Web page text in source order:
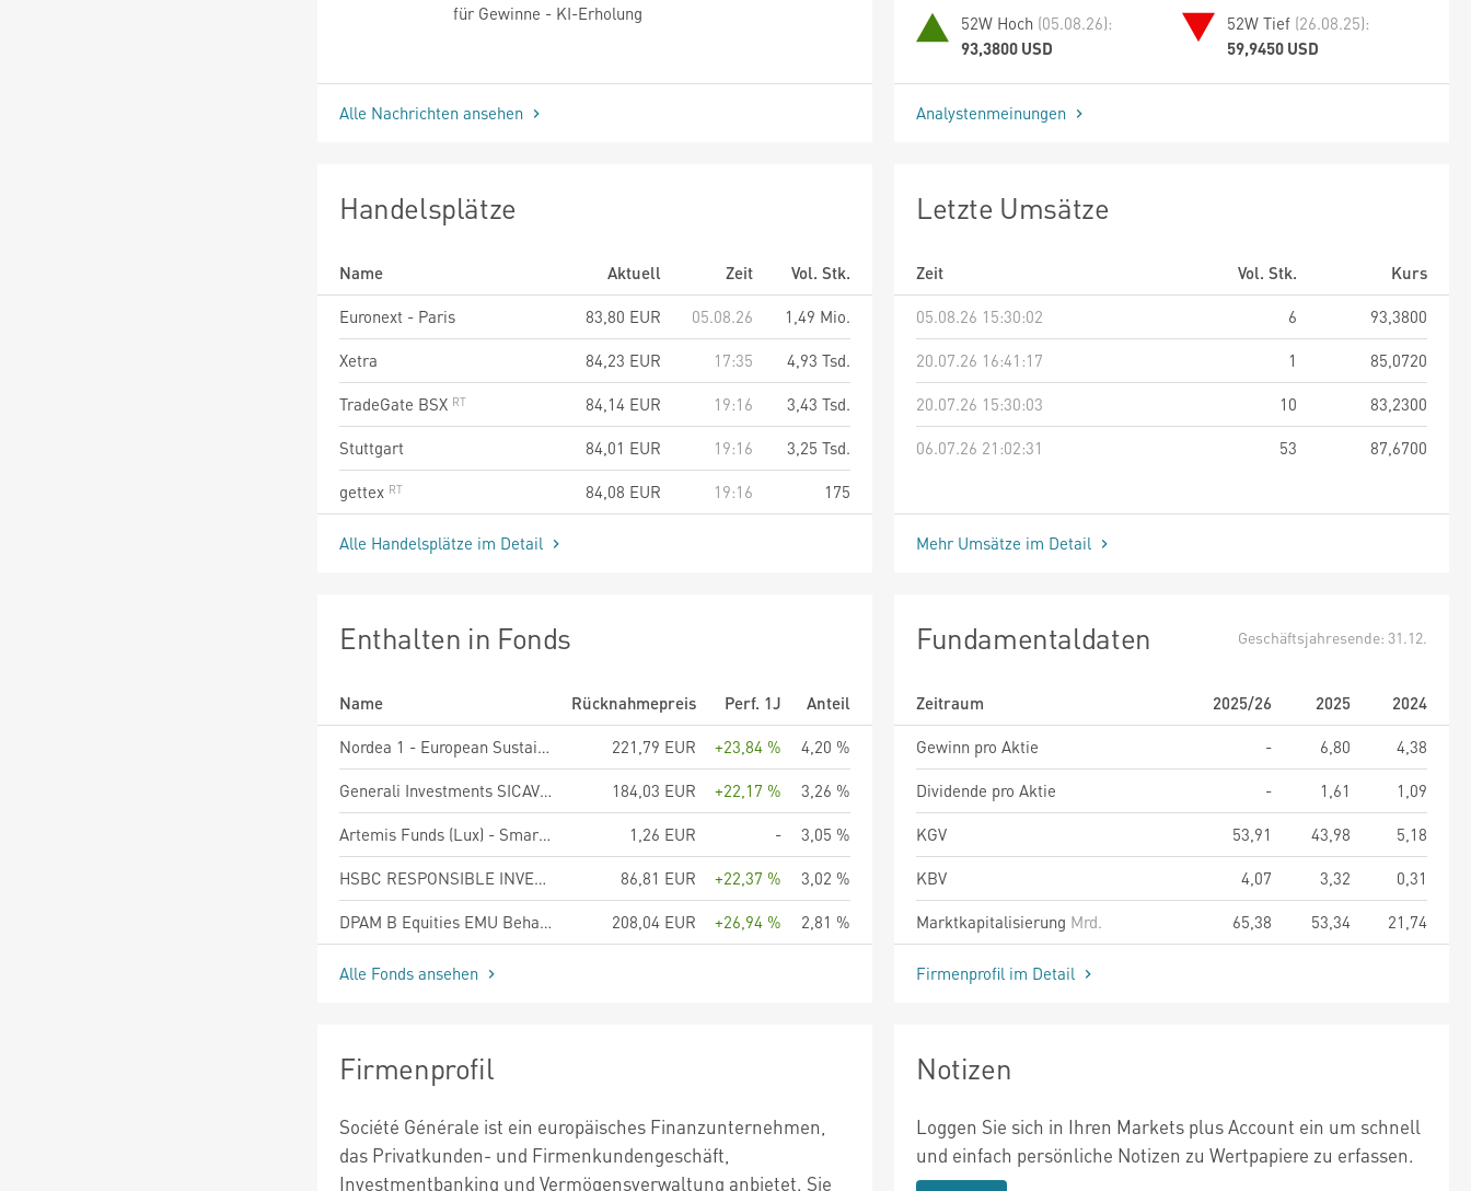
für Gewinne - KI-Erholung
Alle Nachrichten ansehen
52W Hoch (05.08.26):
93,3800 USD
52W Tief (26.08.25):
59,9450 USD
Analystenmeinungen
Handelsplätze
Name Aktuell Zeit
Vol. Stk.
Euronext - Paris
83,80 EUR 05.08.26
1,49 Mio.
Xetra
84,23 EUR 17:35
4,93 Tsd.
TradeGate BSX
84,14 EUR 19:16
3,43 Tsd.
Stuttgart
84,01 EUR 19:16
3,25 Tsd.
gettex
84,08 EUR 19:16 175
Alle Handelsplätze im Detail
Letzte Umsätze
Zeit Vol. Stk.
Kurs
05.08.26 15:30:02
6
93,3800
20.07.26 16:41:17
1
85,0720
20.07.26 15:30:03
10
83,2300
06.07.26 21:02:31
53 87,6700
Mehr Umsätze im Detail
Enthalten in Fonds
Name Rücknahmepreis Perf. 1J
Anteil
Nordea 1 - European Sustainable Stars Equity Fund - BP - EUR
221,79 EUR +23,84 %
4,20 %
Generali Investments SICAV Euro Equity DX EUR - Accumulation
184,03 EUR +22,17 %
3,26 %
Artemis Funds (Lux) - SmartGARP Pan-European Equity - A Accumulation EUR
1,26 EUR -
3,05 %
HSBC RESPONSIBLE INVESTMENT FUNDS - SRI EUROLAND EQUITY AC
86,81 EUR +22,37 %
3,02 %
DPAM B Equities EMU Behavioral Value - Klasse B
208,04 EUR +26,94 % 2,81 %
Alle Fonds ansehen
Fundamentaldaten Geschäftsjahresende: 31.12.
Zeitraum 2025/26 2025
2024
Gewinn pro Aktie
- 6,80
4,38
Dividende pro Aktie
- 1,61
1,09
KGV
53,91 43,98
5,18
KBV
4,07 3,32
0,31
Marktkapitalisierung Mrd. 65,38 53,34 21,74
Firmenprofil im Detail
Firmenprofil
Société Générale ist ein europäisches Finanzunternehmen,
das Privatkunden- und Firmenkundengeschäft,
Investmentbanking und Vermögensverwaltung anbietet. Sie
Notizen
Loggen Sie sich in Ihren Markets plus Account ein um schnell
und einfach persönliche Notizen zu Wertpapiere zu erfassen.